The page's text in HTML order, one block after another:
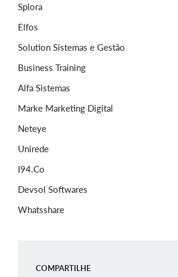
Splora
Elfos
Solution Sistemas e Gestão
Business Training
Alfa Sistemas
Marke Marketing Digital
Neteye
Unirede
I94.Co
Devsol Softwares
Whatsshare
COMPARTILHE